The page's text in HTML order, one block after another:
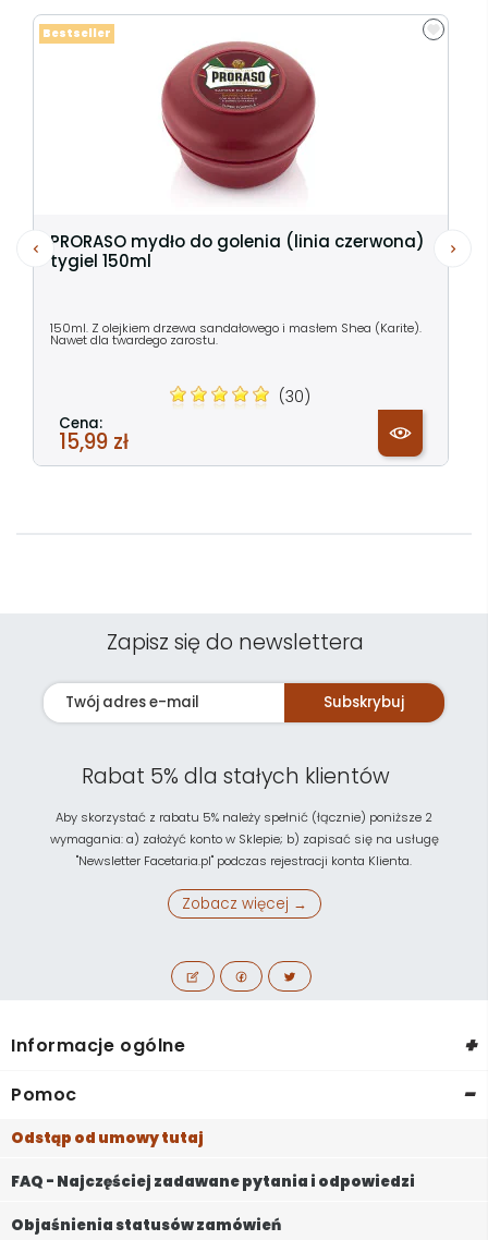
PRORASO mydło do golenia (linia czerwona)
tygiel 150ml
150ml. Z olejkiem drzewa sandałowego i masłem Shea (Karite).
Nawet dla twardego zarostu.
(30)
Cena:
15,99 zł
Bestseller
Zapisz się do newslettera
Subskrybuj
Rabat 5% dla stałych klientów
Aby skorzystać z rabatu 5% należy spełnić (łącznie) poniższe 2
wymagania: a) założyć konto w Sklepie; b) zapisać się na usługę
"Newsletter Facetaria.pl" podczas rejestracji konta Klienta.
Zobacz więcej →
Informacje ogólne +
Pomoc -
Odstąp od umowy tutaj
FAQ - Najczęściej zadawane pytania i odpowiedzi
Objaśnienia statusów zamówień